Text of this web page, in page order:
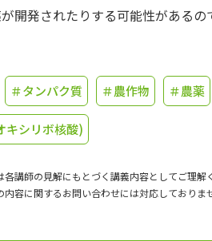
開発されたりする可能性があるの
＃タンパク質 ＃農作物 ＃農薬
キシリボ核酸)
講師の見解にもとづく講義内容としてご理解
容に関するお問い合わせには対応しておりま